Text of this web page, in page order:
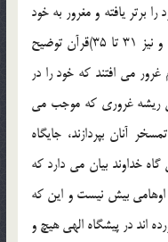
يافته و مغرور به خود
شده و از خود متشكر باشد. (جاثيه آيه 8 و 9 و نيز 31 تا 35)قرآن توضيح
مي افتند كه خود را در
ريشه غروري كه موجب مي
آنان بپردازند، جايگاه
علمي آنان است. (غافر آيه 83) آن گاه خداوند بيان مي دارد كه
بيش نيست و اين كه
اند در پيشگاه الهي هيچ و